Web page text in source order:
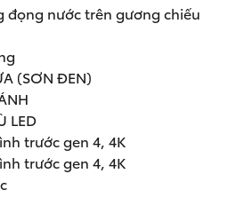
đọng nước trên gương chiếu
(SƠN ĐEN)
LED
trước gen 4, 4K
trước gen 4, 4K